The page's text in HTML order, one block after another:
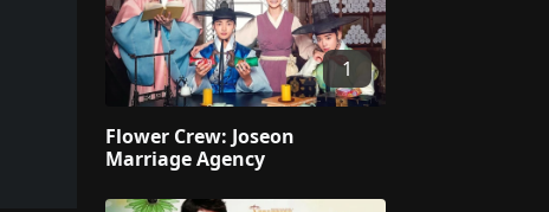
1
Flower Crew: Joseon
Marriage Agency